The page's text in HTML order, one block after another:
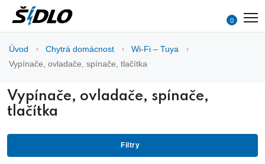
0
Úvod Chytrá domácnost
Wi-Fi – Tuya
Vypínače, ovladače, spínače, tlačítka
Vypínače, ovladače, spínače,
tlačítka
Filtry